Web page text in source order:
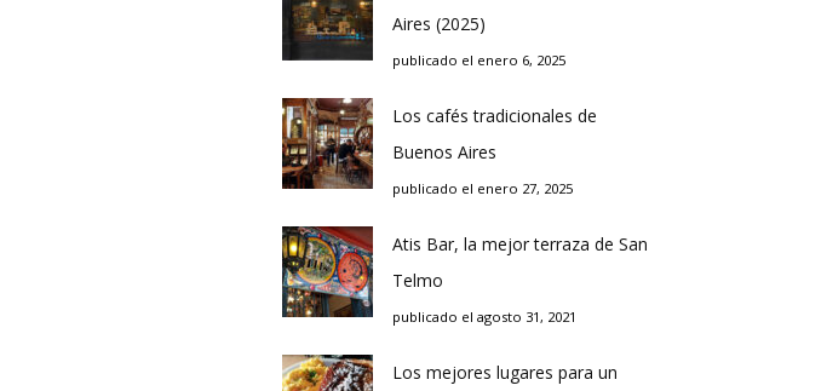
Aires (2025)
publicado el enero 6, 2025
Los cafés tradicionales de
Buenos Aires
publicado el enero 27, 2025
Atis Bar, la mejor terraza de San
Telmo
publicado el agosto 31, 2021
Los mejores lugares para un